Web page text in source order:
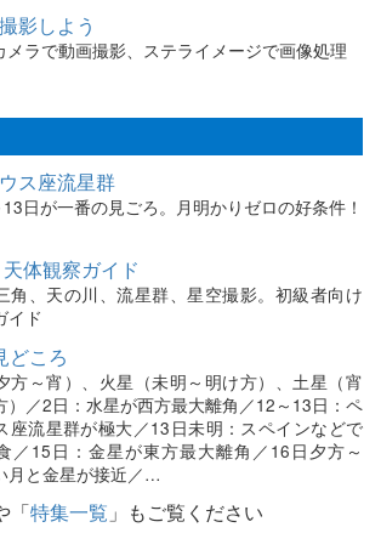
影しよう
メラで動画撮影、ステライメージで画像処理
ス座流星群
日が一番の見ごろ。月明かりゼロの好条件！
体観察ガイド
角、天の川、流星群、星空撮影。初級者向け
イド
どころ
方～宵）、火星（未明～明け方）、土星（宵
）／2日：水星が西方最大離角／12～13日：ペ
座流星群が極大／13日未明：スペインなどで
／15日：金星が東方最大離角／16日夕方～
月と金星が接近／…
「特集一覧 」もご覧ください